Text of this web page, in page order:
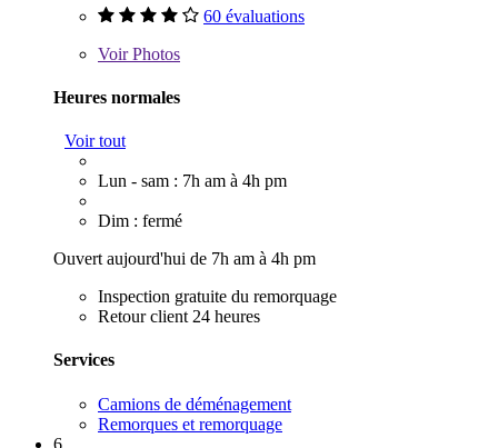
60 évaluations
VoirPhotos
Heures normales
Voir tout
Lun - sam : 7h am à 4h pm
Dim : fermé
Ouvert aujourd'hui de 7h am à 4h pm
Inspection gratuite du remorquage
Retour client 24 heures
Services
Camions de déménagement
Remorques et remorquage
6